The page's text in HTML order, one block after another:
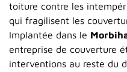
toiture contre les
qui fragilisent les
Implantée dans le
entreprise de couverture
interventions au reste du